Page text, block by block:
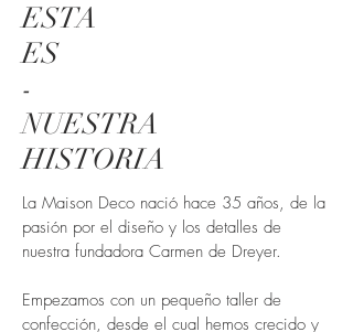
ESTA
ES
-
NUESTRA
HISTORIA
La Maison Deco nació hace 35 años, de la
pasión por el diseño y los detalles de
nuestra fundadora Carmen de Dreyer.
Empezamos con un pequeño taller de
confección, desde el cual hemos crecido y